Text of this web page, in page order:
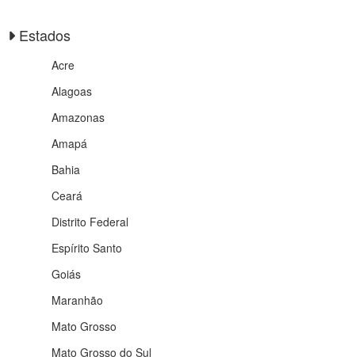
Estados
Acre
Alagoas
Amazonas
Amapá
Bahia
Ceará
Distrito Federal
Espírito Santo
Goiás
Maranhão
Mato Grosso
Mato Grosso do Sul